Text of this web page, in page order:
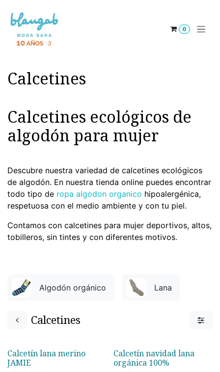
0
Calcetines
Calcetines ecológicos de
algodón para mujer
Descubre nuestra variedad de calcetines ecológicos
de algodón. En nuestra tienda online puedes encontrar
todo tipo de ropa algodon organico hipoalergénica,
respetuosa con el medio ambiente y con tu piel.
Contamos con calcetines para mujer deportivos, altos,
tobilleros, sin tintes y con diferentes motivos.
Algodón orgánico Lana
Calcetines
Calcetín lana merino
JAMIE
Calcetín navidad lana
orgánica 100%